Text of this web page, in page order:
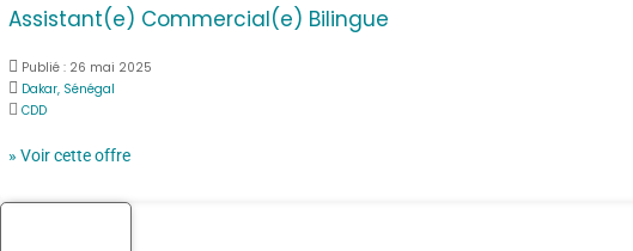
Assistant(e) Commercial(e) Bilingue
Publié : 26 mai 2025
Dakar, Sénégal
CDD
» Voir cette offre